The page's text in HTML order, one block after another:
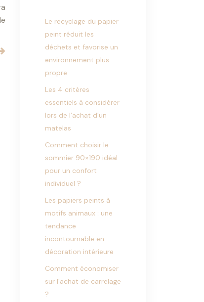
Le recyclage du papier
peint réduit les
déchets et favorise un
environnement plus
propre
Les 4 critères
essentiels à considérer
lors de l’achat d’un
matelas
Comment choisir le
sommier 90×190 idéal
pour un confort
individuel ?
Les papiers peints à
motifs animaux : une
tendance
incontournable en
décoration intérieure
Comment économiser
sur l’achat de carrelage
?